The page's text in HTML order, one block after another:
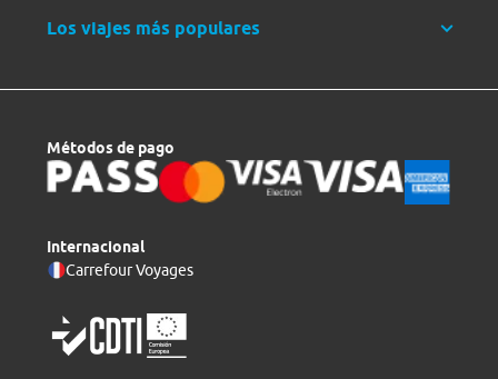
Los viajes más populares
Métodos de pago
Internacional
Carrefour Voyages